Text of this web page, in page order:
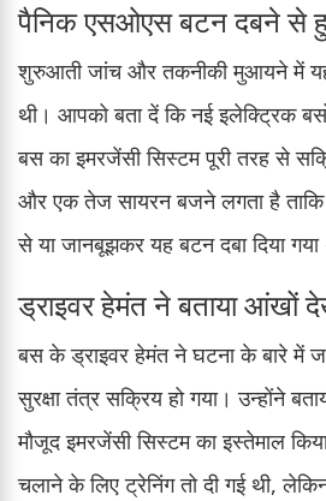
पैनिक एसओएस बटन दबने से
शुरुआती जांच और तकनीकी मुआयने में यह
थी। आपको बता दें कि नई इलेक्ट्रिक
बस का इमरजेंसी सिस्टम पूरी तरह से
और एक तेज सायरन बजने लगता है ताकि
से या जानबूझकर यह बटन दबा दिया
ड्राइवर हेमंत ने बताया आंखों
बस के ड्राइवर हेमंत ने घटना के बारे में
सुरक्षा तंत्र सक्रिय हो गया। उन्होंने
मौजूद इमरजेंसी सिस्टम का इस्तेमाल
चलाने के लिए ट्रेनिंग तो दी गई थी,